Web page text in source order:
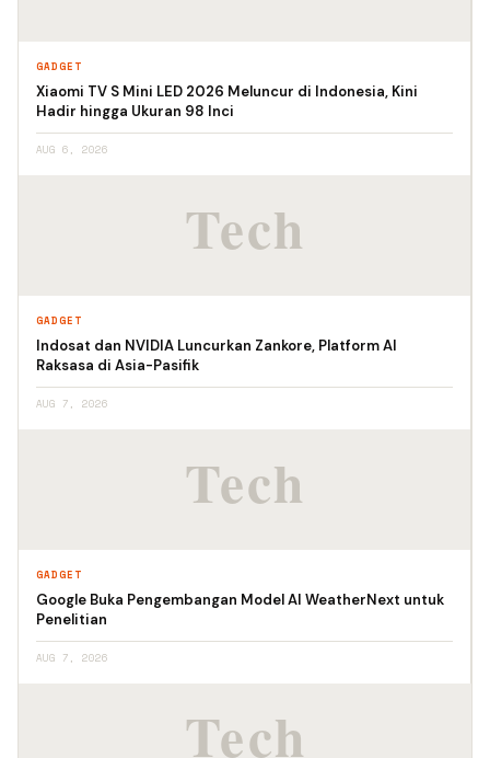
GADGET
Xiaomi TV S Mini LED 2026 Meluncur di Indonesia, Kini
Hadir hingga Ukuran 98 Inci
AUG 6, 2026
GADGET
Indosat dan NVIDIA Luncurkan Zankore, Platform AI
Raksasa di Asia-Pasifik
AUG 7, 2026
GADGET
Google Buka Pengembangan Model AI WeatherNext untuk
Penelitian
AUG 7, 2026